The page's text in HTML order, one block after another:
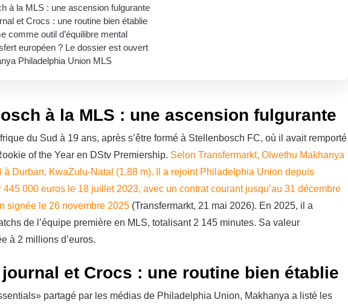
à la MLS : une ascension fulgurante
et Crocs : une routine bien établie
comme outil d’équilibre mental
européen ? Le dossier est ouvert
Philadelphia Union MLS
à la MLS : une ascension fulgurante
du Sud à 19 ans, après s’être formé à Stellenbosch FC, où il avait remporté
of the Year en DStv Premiership. Selon Transfermarkt, Olwethu Makhanya
à Durban, KwaZulu-Natal (1,88 m). Il a rejoint Philadelphia Union depuis
000 euros le 18 juillet 2023, avec un contrat courant jusqu’au 31 décembre
signée le 26 novembre 2025 (Transfermarkt, 21 mai 2026). En 2025, il a
de l’équipe première en MLS, totalisant 2 145 minutes. Sa valeur
à 2 millions d’euros.
et Crocs : une routine bien établie
partagé par les médias de Philadelphia Union, Makhanya a listé les